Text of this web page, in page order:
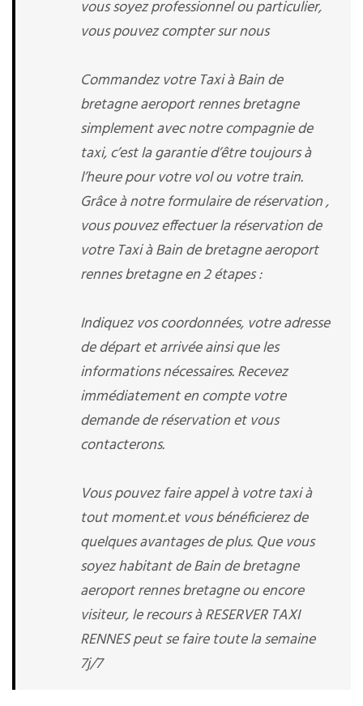
vous soyez professionnel ou particulier,
vous pouvez compter sur nous
Commandez votre Taxi à Bain de
bretagne aeroport rennes bretagne
simplement avec notre compagnie de
taxi, c’est la garantie d’être toujours à
l’heure pour votre vol ou votre train.
Grâce à notre formulaire de réservation ,
vous pouvez effectuer la réservation de
votre Taxi à Bain de bretagne aeroport
rennes bretagne en 2 étapes :
Indiquez vos coordonnées, votre adresse
de départ et arrivée ainsi que les
informations nécessaires. Recevez
immédiatement en compte votre
demande de réservation et vous
contacterons.
Vous pouvez faire appel à votre taxi à
tout moment.et vous bénéficierez de
quelques avantages de plus. Que vous
soyez habitant de Bain de bretagne
aeroport rennes bretagne ou encore
visiteur, le recours à RESERVER TAXI
RENNES peut se faire toute la semaine
7j/7